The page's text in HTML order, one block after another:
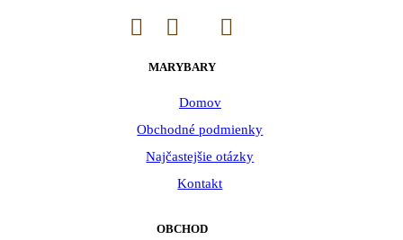
MARYBARY
Domov
Obchodné podmienky
Najčastejšie otázky
Kontakt
OBCHOD